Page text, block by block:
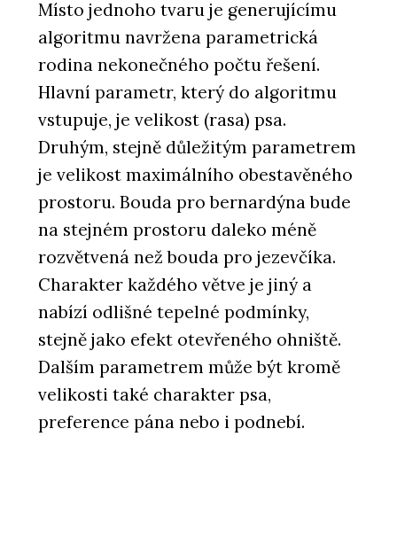
Místo jednoho tvaru je generujícímu
algoritmu navržena parametrická
rodina nekonečného počtu řešení.
Hlavní parametr, který do algoritmu
vstupuje, je velikost (rasa) psa.
Druhým, stejně důležitým parametrem
je velikost maximálního obestavěného
prostoru. Bouda pro bernardýna bude
na stejném prostoru daleko méně
rozvětvená než bouda pro jezevčíka.
Charakter každého větve je jiný a
nabízí odlišné tepelné podmínky,
stejně jako efekt otevřeného ohniště.
Dalším parametrem může být kromě
velikosti také charakter psa,
preference pána nebo i podnebí.